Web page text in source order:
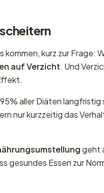
kommen, kurz zur
auf Verzicht. Und
aller Diäten
nur kurzzeitig das
geht
gesundes Essen zur